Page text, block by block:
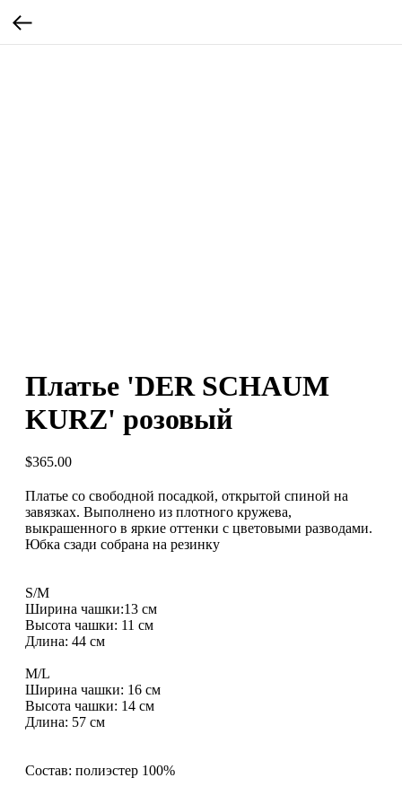
Платье 'DER SCHAUM
KURZ' розовый
$365.00
Платье со свободной посадкой, открытой спиной на
завязках. Выполнено из плотного кружева,
выкрашенного в яркие оттенки с цветовыми разводами.
Юбка сзади собрана на резинку
S/M
Ширина чашки:13 см
Высота чашки: 11 см
Длина: 44 см
M/L
Ширина чашки: 16 см
Высота чашки: 14 см
Длина: 57 см
Состав: полиэстер 100%